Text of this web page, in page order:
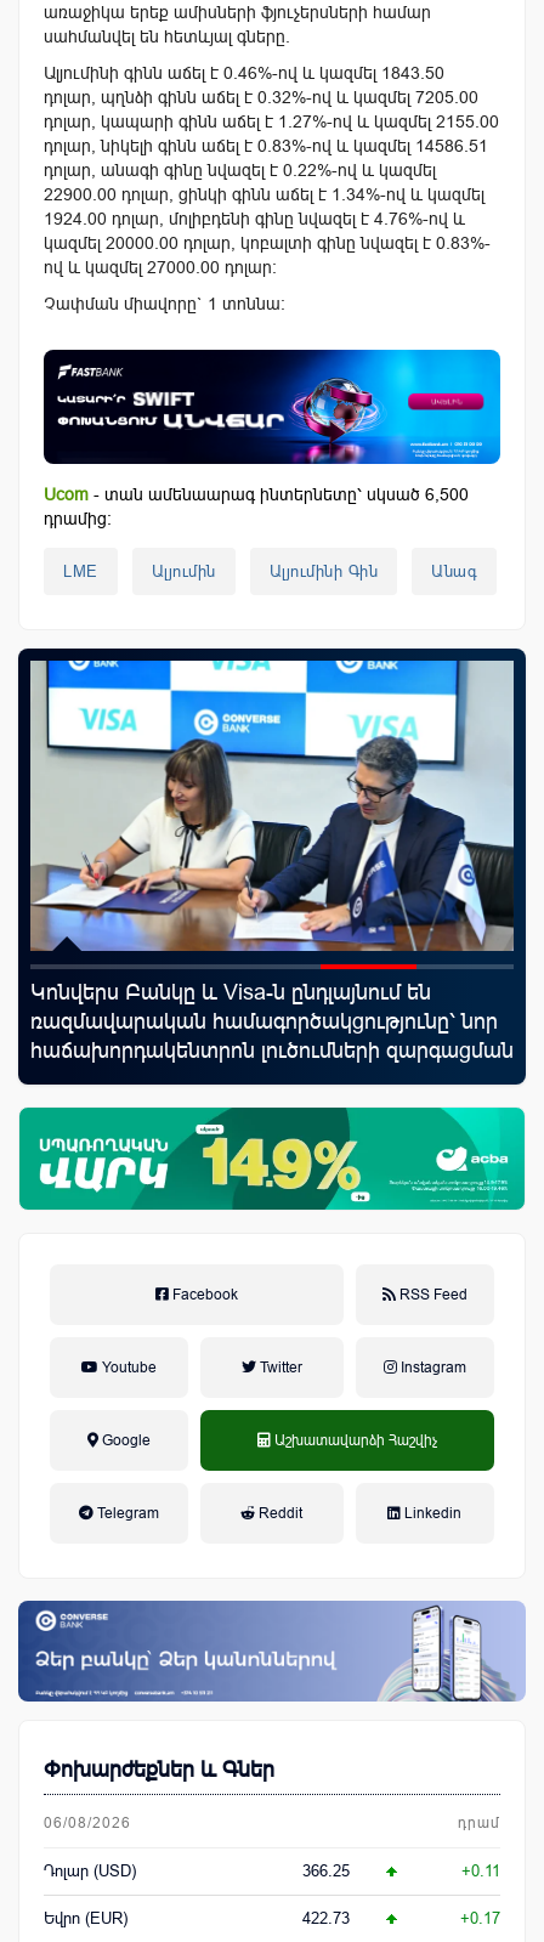
առաջիկա երեք ամիսների ֆյուչերսների համար
սահմանվել են հետևյալ գները.
Ալյումինի գինն աճել է 0.46%-ով և կազմել 1843.50
դոլար, պղնձի գինն աճել է 0.32%-ով և կազմել 7205.00
դոլար, կապարի գինն աճել է 1.27%-ով և կազմել 2155.00
դոլար, նիկելի գինն աճել է 0.83%-ով և կազմել 14586.51
դոլար, անագի գինը նվազել է 0.22%-ով և կազմել
22900.00 դոլար, ցինկի գինն աճել է 1.34%-ով և կազմել
1924.00 դոլար, մոլիբդենի գինը նվազել է 4.76%-ով և
կազմել 20000.00 դոլար, կոբալտի գինը նվազել է 0.83%-
ով և կազմել 27000.00 դոլար:
Չափման միավորը` 1 տոննա:
Ucom - տան ամենաարագ ինտերնետը՝ սկսած 6,500
դրամից:
LME Ալյումին Ալյումինի Գին Անագ
Կոնվերս Բանկը և Visa-ն ընդլայնում են
ռազմավարական համագործակցությունը՝ նոր
հաճախորդակենտրոն լուծումների զարգացման
նպատակով
Facebook RSS Feed
Youtube Twitter Instagram
Google Աշխատավարձի Հաշվիչ
Telegram Reddit Linkedin
Փոխարժեքներ և Գներ
06/08/2026 դրամ
Դոլար (USD) 366.25 +0.11
Եվրո (EUR) 422.73 +0.17